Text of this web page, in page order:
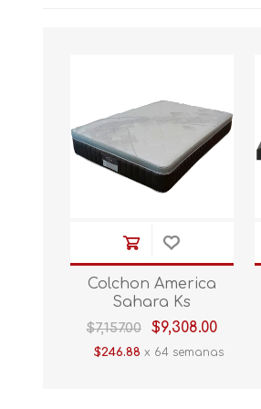
Colchon America
Sahara Ks
$7,157.00 $9,308.00
$246.88 x 64 semanas